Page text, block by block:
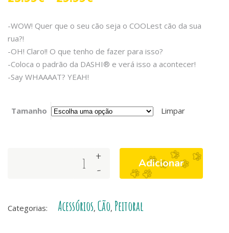
-WOW! Quer que o seu cão seja o COOLest cão da sua
rua?!
-OH! Claro!! O que tenho de fazer para isso?
-Coloca o padrão da DASHI® e verá isso a acontecer!
-Say WHAAAAT? YEAH!
Tamanho Limpar
-
+ Adicionar
Categorias: Acessórios, Cão, Peitoral